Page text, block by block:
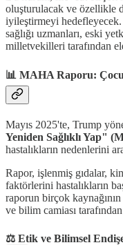
oluşturulacak ve özellikle
iyileştirmeyi
sağlığı uzmanları, eski
milletvekilleri tarafından
📊 MAHA Raporu:
Mayıs 2025'te, Trump
Yeniden Sağlıklı Yap"
hastalıkların nedenlerini
Rapor, işlenmiş gıdalar,
faktörlerini hastalıkların
raporun birçok
ve bilim camiası
⚖️ Etik ve Bilimsel